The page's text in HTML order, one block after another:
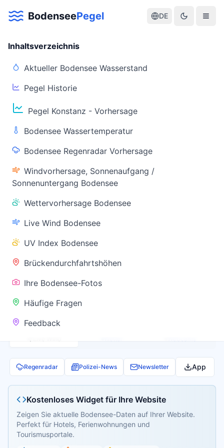
BodenseePegel DE
Inhaltsverzeichnis
Aktueller Bodensee Wasserstand
Pegel Historie
Pegel Konstanz - Vorhersage
Bodensee Wassertemperatur
Bodensee Regenradar Vorhersage
Windvorhersage, Sonnenaufgang /
Sonnenuntergang Bodensee
Wettervorhersage Bodensee
Live Wind Bodensee
UV Index Bodensee
Brückendurchfahrtshöhen
Ihre Bodensee-Fotos
Häufige Fragen
Feedback
Aktuelle Warnlage Bodensee
Aktueller Bodensee Pegel & Wasserstand
Live-Daten
(Konstanz)
Wassertemperatur
(Friedrichshafen)
Warnstatus
✅ Keine
Warnung
Regenradar Polizei-News Newsletter App
Kostenloses Widget für Ihre Website
Zeigen Sie aktuelle Bodensee-Daten auf Ihrer Website.
Perfekt für Hotels, Ferienwohnungen und
Tourismusportale.